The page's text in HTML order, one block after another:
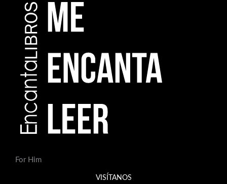
For Him
VISÍTANOS